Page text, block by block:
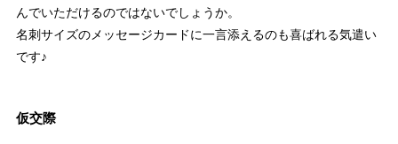
んでいただけるのではないでしょうか。
名刺サイズのメッセージカードに一言添えるのも喜ばれる気遣い
です♪
仮交際